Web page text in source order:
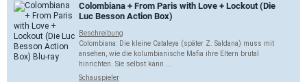
Colombiana + From Paris with Love + Lockout (Die
Luc Besson Action Box)
Beschreibung
Colombiana: Die kleine Cataleya (später Z. Saldana) muss mit
ansehen, wie die kolumbianische Mafia ihre Eltern brutal
hinrichten. Sie selbst kann ...
Schauspieler